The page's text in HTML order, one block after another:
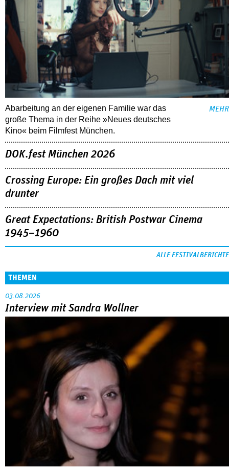
Abarbeitung an der eigenen Familie war das
große Thema in der Reihe »Neues deutsches
Kino« beim Filmfest München.
MEHR
DOK.fest München 2026
Crossing Europe: Ein großes Dach mit viel
drunter
Great Expectations: British Postwar Cinema
1945–1960
ALLE FESTIVALBERICHTE
THEMEN
03.08.2026
Interview mit Sandra Wollner